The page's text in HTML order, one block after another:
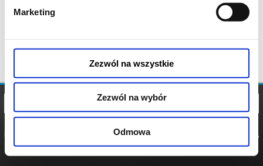
Marketing
Zezwól na wszystkie
Zezwól na wybór
Odmowa
POLITYKA
POLITYKA